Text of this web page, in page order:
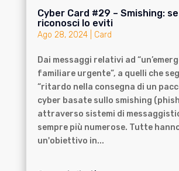
Cyber Card #29 – Smishing:
riconosci lo eviti
Ago 28, 2024| Card
Dai messaggi relativi ad
familiare urgente”, a quelli che
“ritardo nella consegna di un
cyber basate sullo smishing
attraverso sistemi di
sempre più numerose. Tutte
un'obiettivo in...